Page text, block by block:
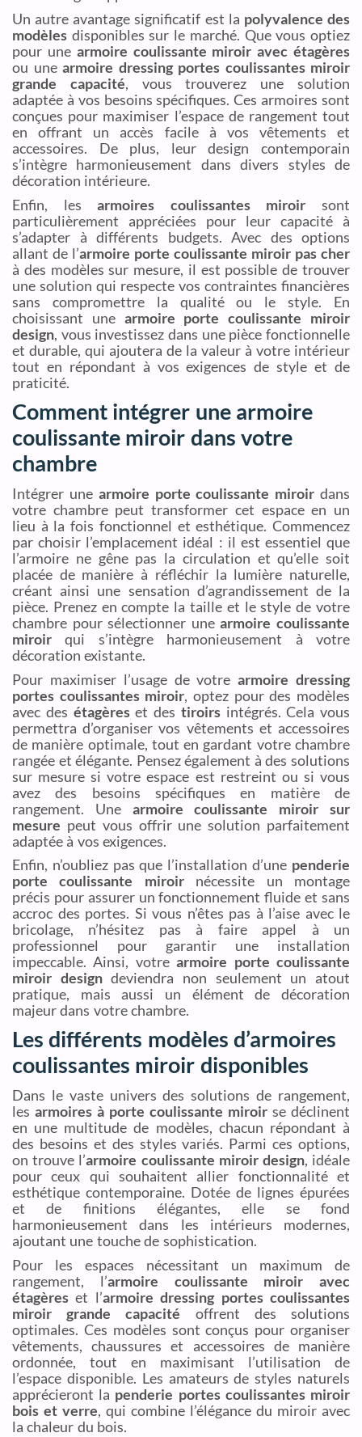
Un autre avantage significatif est la polyvalence des
modèles disponibles sur le marché. Que vous optiez
pour une armoire coulissante miroir avec étagères
ou une armoire dressing portes coulissantes miroir
grande capacité, vous trouverez une solution
adaptée à vos besoins spécifiques. Ces armoires sont
conçues pour maximiser l’espace de rangement tout
en offrant un accès facile à vos vêtements et
accessoires. De plus, leur design contemporain
s’intègre harmonieusement dans divers styles de
décoration intérieure.
Enfin, lesarmoires coulissantes miroir sont
particulièrement appréciées pour leur capacité à
s’adapter à différents budgets. Avec des options
allant de l’armoire porte coulissante miroir pas cher
à des modèles sur mesure, il est possible de trouver
une solution qui respecte vos contraintes financières
sans compromettre la qualité ou le style. En
choisissant une armoire porte coulissante miroir
design, vous investissez dans une pièce fonctionnelle
et durable, qui ajoutera de la valeur à votre intérieur
tout en répondant à vos exigences de style et de
praticité.
Comment intégrer une armoire
coulissante miroir dans votre
chambre
Intégrer une armoire porte coulissante miroir dans
votre chambre peut transformer cet espace en un
lieu à la fois fonctionnel et esthétique. Commencez
par choisir l’emplacement idéal : il est essentiel que
l’armoire ne gêne pas la circulation et qu’elle soit
placée de manière à réfléchir la lumière naturelle,
créant ainsi une sensation d’agrandissement de la
pièce. Prenez en compte la taille et le style de votre
chambre pour sélectionner unearmoire coulissante
miroir qui s’intègre harmonieusement à votre
décoration existante.
Pour maximiser l’usage de votrearmoire dressing
portes coulissantes miroir, optez pour des modèles
avec des étagèreset des tiroirsintégrés. Cela vous
permettra d’organiser vos vêtements et accessoires
de manière optimale, tout en gardant votre chambre
rangée et élégante. Pensez également à des solutions
sur mesure si votre espace est restreint ou si vous
avez des besoins spécifiques en matière de
rangement. Une armoire coulissante miroir sur
mesure peut vous offrir une solution parfaitement
adaptée à vos exigences.
Enfin, n’oubliez pas que l’installation d’une penderie
porte coulissante miroirnécessite un montage
précis pour assurer un fonctionnement fluide et sans
accroc des portes. Si vous n’êtes pas à l’aise avec le
bricolage, n’hésitez pas à faire appel à un
professionnel pour garantir une installation
impeccable. Ainsi, votrearmoire porte coulissante
miroir designdeviendra non seulement un atout
pratique, mais aussi un élément de décoration
majeur dans votre chambre.
Les différents modèles d’armoires
coulissantes miroir disponibles
Dans le vaste univers des solutions de rangement,
les armoires à porte coulissante miroir se déclinent
en une multitude de modèles, chacun répondant à
des besoins et des styles variés. Parmi ces options,
on trouve l’armoire coulissante miroir design, idéale
pour ceux qui souhaitent allier fonctionnalité et
esthétique contemporaine. Dotée de lignes épurées
et de finitions élégantes, elle se fond
harmonieusement dans les intérieurs modernes,
ajoutant une touche de sophistication.
Pour les espaces nécessitant un maximum de
rangement, l’armoire coulissante miroir avec
étagères et l’armoire dressing portes coulissantes
miroir grande capacité offrent des solutions
optimales. Ces modèles sont conçus pour organiser
vêtements, chaussures et accessoires de manière
ordonnée, tout en maximisant l’utilisation de
l’espace disponible. Les amateurs de styles naturels
apprécieront la penderie portes coulissantes miroir
bois et verre, qui combine l’élégance du miroir avec
la chaleur du bois.